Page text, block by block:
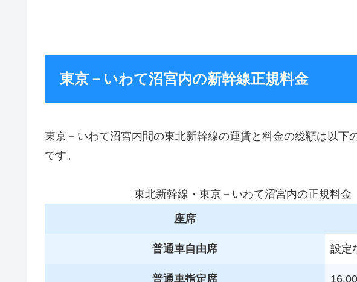
東京－いわて沼宮内の新幹線正規料金
東京－いわて沼宮内間の東北新幹線の運賃と料金の総額は以下
です。
東北新幹線・東京－いわて沼宮内の正規料金
座席
普通車自由席 設定
普通車指定席